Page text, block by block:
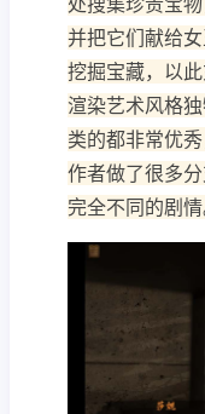
并把它们献给
挖掘宝藏，以此
渲染艺术风格
类的都非常优秀
作者做了很多
完全不同的剧情